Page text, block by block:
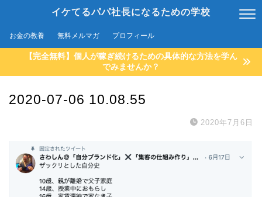
イケてるパパ社長になるための学校
お金の教養 無料メルマガ プロフィール
【完全無料】個人が稼ぎ続けるための具体的な方法を学ん
でみませんか？
2020-07-06 10.08.55
2020年7月6日